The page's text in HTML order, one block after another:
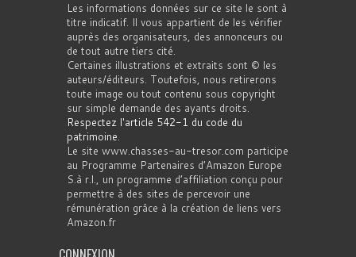
Les informations données sur ce site le sont à
titre indicatif. Il vous appartient de les vérifier
auprès des organisateurs, des annonceurs ou
de tout autre tiers cité.
Certaines illustrations et extraits sont © les
auteurs/éditeurs. Toutefois, nous retirerons
toute image ou tout contenu sous copyright
sur simple demande des ayants droits.
Respectez l'article 542-1 du code du
patrimoine.
Le site www.chasses-au-tresor.com participe
au Programme Partenaires d’Amazon Europe
S.à r.l., un programme d’affiliation conçu pour
permettre à des sites de percevoir une
rémunération grâce à la création de liens vers
Amazon.fr